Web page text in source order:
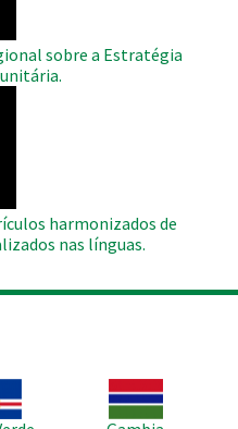
sobre a Estratégia
harmonizados de
nas línguas.
Imagem